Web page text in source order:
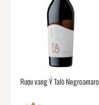
Rượu vang Ý Talò Negroamaro